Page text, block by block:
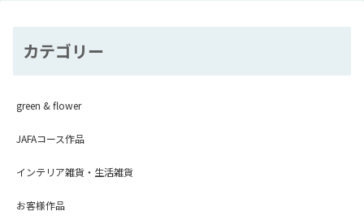
カテゴリー
green & flower
JAFAコース作品
インテリア雑貨・生活雑貨
お客様作品